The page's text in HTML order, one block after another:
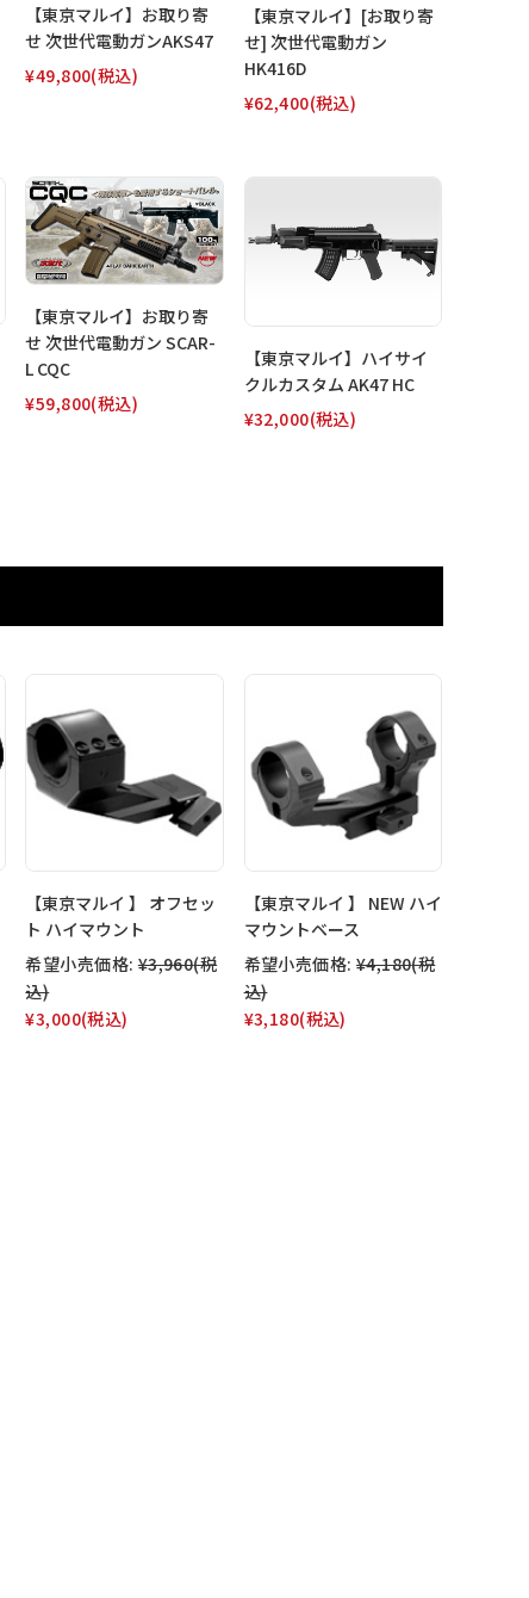
【東京マルイ】お取り寄
せ 次世代電動ガンAKS47
¥49,800(税込)
【東京マルイ】[お取り寄
せ] 次世代電動ガン
HK416D
¥62,400(税込)
【東京マルイ】お取り寄
せ 次世代電動ガン SCAR-
L CQC
¥59,800(税込)
【東京マルイ】ハイサイ
クルカスタム AK47 HC
¥32,000(税込)
【東京マルイ 】 オフセッ
ト ハイマウント
希望小売価格: ¥3,960(税
込)
¥3,000(税込)
【東京マルイ 】 NEW ハイ
マウントベース
希望小売価格: ¥4,180(税
込)
¥3,180(税込)